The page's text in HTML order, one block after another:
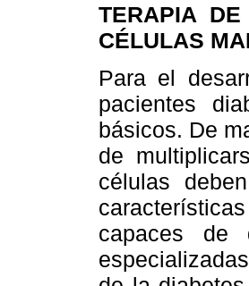
TERAPIA
CÉLULAS
Para el
pacientes
básicos. De
de
células
capaces de